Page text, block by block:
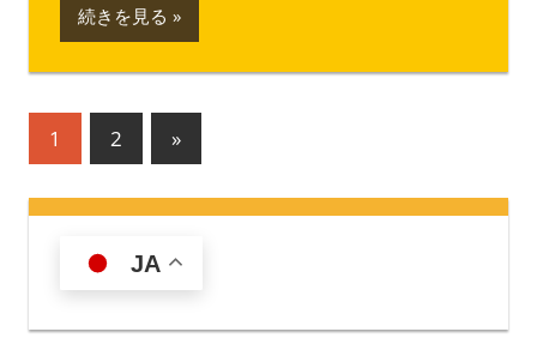
続きを見る
投
の
ー
1 2
次
の
記
»
JA